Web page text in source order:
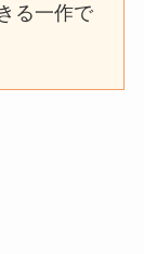
る一作で